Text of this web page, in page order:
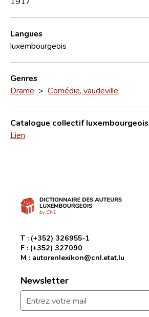
Langues
luxembourgeois
Genres
Drame > Comédie, vaudeville
Catalogue collectif luxembourgeois
Lien
T : (+352) 326955-1
F : (+352) 327090
M : autorenlexikon@cnl.etat.lu
Newsletter